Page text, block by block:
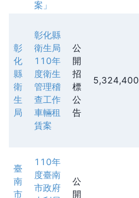
案」
彰
化
縣
衛
生
局
彰化縣
衛生局
110年
度衛生
管理稽
查工作
車輛租
賃案
公
開
招
標
公
告
5,324,400
臺
南
市
110年
度臺南
市政府
公
開